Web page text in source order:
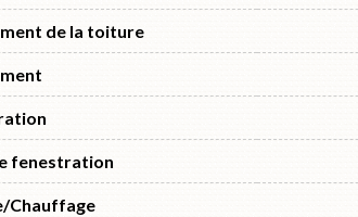
de la toiture
fenestration
Chauffage